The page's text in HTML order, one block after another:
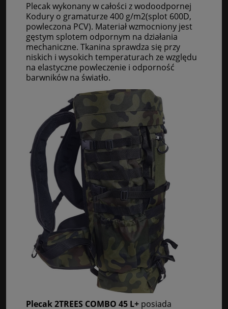
Plecak wykonany w całości z wodoodpornej
Kodury o gramaturze 400 g/m2(splot 600D,
powleczona PCV). Materiał wzmocniony jest
gęstym splotem odpornym na działania
mechaniczne. Tkanina sprawdza się przy
niskich i wysokich temperaturach ze względu
na elastyczne powleczenie i odporność
barwników na światło.
Plecak 2TREES COMBO 45 L+ posiada